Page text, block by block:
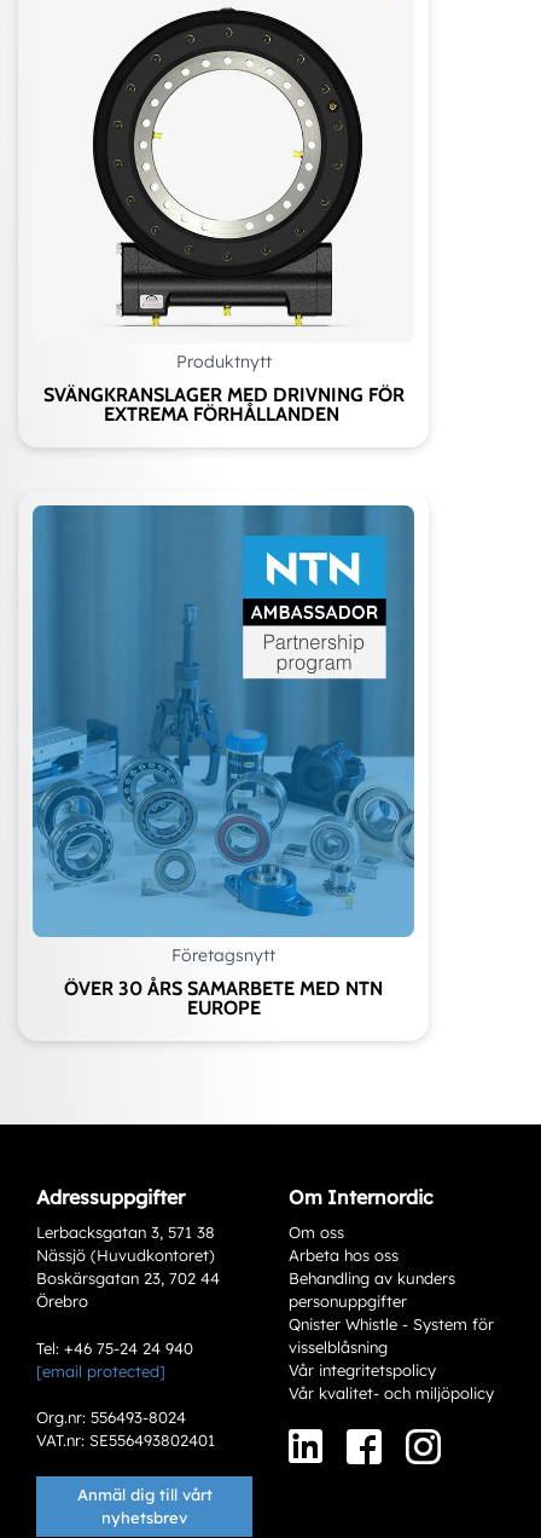
Produktnytt
SVÄNGKRANSLAGER MED DRIVNING FÖR
EXTREMA FÖRHÅLLANDEN
Företagsnytt
ÖVER 30 ÅRS SAMARBETE MED NTN
EUROPE
Adressuppgifter
Lerbacksgatan 3, 571 38
Nässjö (Huvudkontoret)
Boskärsgatan 23, 702 44
Örebro
Tel: +46 75-24 24 940
[email protected]
Org.nr: 556493-8024
VAT.nr: SE556493802401
Anmäl dig till vårt
nyhetsbrev
Om Internordic
Om oss
Arbeta hos oss
Behandling av kunders
personuppgifter
Qnister Whistle - System för
visselblåsning
Vår integritetspolicy
Vår kvalitet- och miljöpolicy